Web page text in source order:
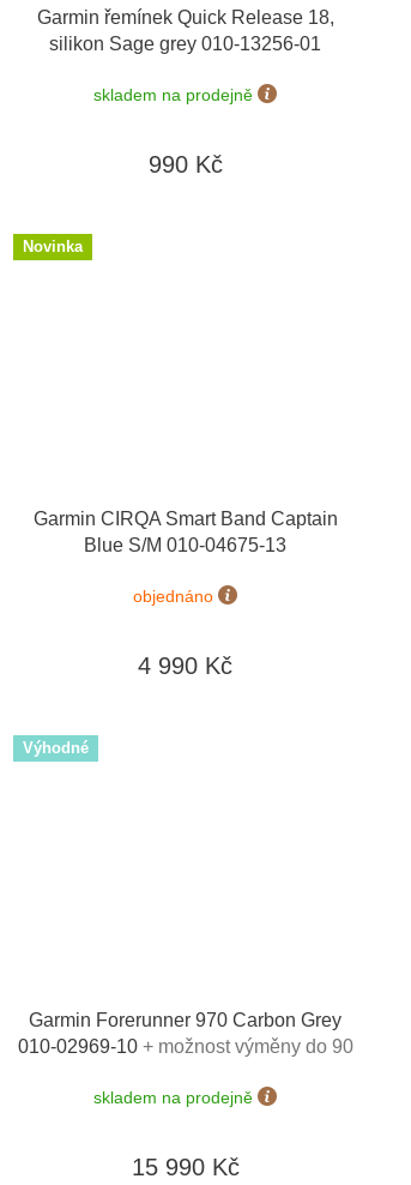
Garmin řemínek Quick Release 18,
silikon Sage grey 010-13256-01
skladem na prodejně
990 Kč
Novinka
Garmin CIRQA Smart Band Captain
Blue S/M 010-04675-13
objednáno
4 990 Kč
Výhodné
Garmin Forerunner 970 Carbon Grey
010-02969-10 + možnost výměny do 90
skladem na prodejně
15 990 Kč